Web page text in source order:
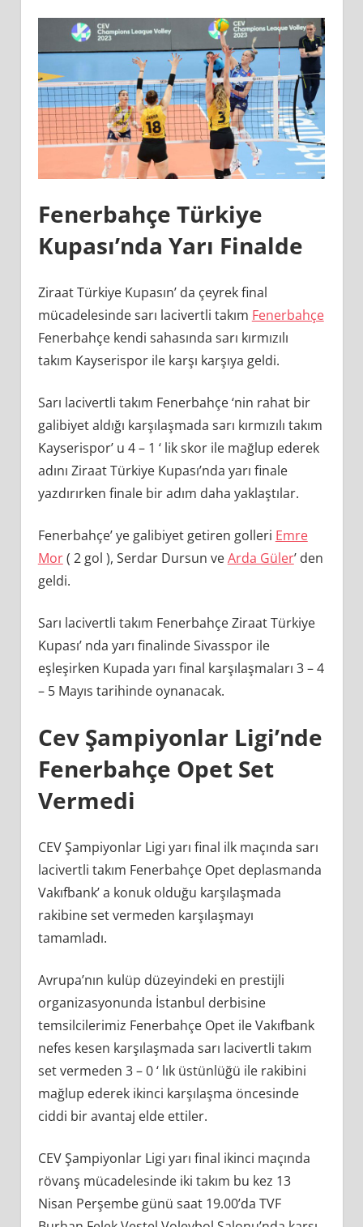
Fenerbahçe Türkiye
Kupası’nda Yarı Finalde
Ziraat Türkiye Kupasın’ da çeyrek final
mücadelesinde sarı lacivertli takım Fenerbahçe
Fenerbahçe kendi sahasında sarı kırmızılı
takım Kayserispor ile karşı karşıya geldi.
Sarı lacivertli takım Fenerbahçe ‘nin rahat bir
galibiyet aldığı karşılaşmada sarı kırmızılı takım
Kayserispor’ u 4 – 1 ‘ lik skor ile mağlup ederek
adını Ziraat Türkiye Kupası’nda yarı finale
yazdırırken finale bir adım daha yaklaştılar.
Fenerbahçe’ ye galibiyet getiren golleri Emre
Mor( 2 gol ), Serdar Dursun veArda Güler’ den
geldi.
Sarı lacivertli takım Fenerbahçe Ziraat Türkiye
Kupası’ nda yarı finalinde Sivasspor ile
eşleşirken Kupada yarı final karşılaşmaları 3 – 4
– 5 Mayıs tarihinde oynanacak.
Cev Şampiyonlar Ligi’nde
Fenerbahçe Opet Set
Vermedi
CEV Şampiyonlar Ligi yarı final ilk maçında sarı
lacivertli takım Fenerbahçe Opet deplasmanda
Vakıfbank’ a konuk olduğu karşılaşmada
rakibine set vermeden karşılaşmayı
tamamladı.
Avrupa’nın kulüp düzeyindeki en prestijli
organizasyonunda İstanbul derbisine
temsilcilerimiz Fenerbahçe Opet ile Vakıfbank
nefes kesen karşılaşmada sarı lacivertli takım
set vermeden 3 – 0 ‘ lık üstünlüğü ile rakibini
mağlup ederek ikinci karşılaşma öncesinde
ciddi bir avantaj elde ettiler.
CEV Şampiyonlar Ligi yarı final ikinci maçında
rövanş mücadelesinde iki takım bu kez 13
Nisan Perşembe günü saat 19.00’da TVF